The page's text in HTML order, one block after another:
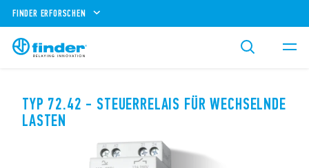
FINDER ERFORSCHEN
TYP 72.42 - STEUERRELAIS FÜR WECHSELNDE
LASTEN